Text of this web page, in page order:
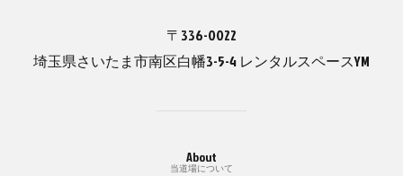
〒336-0022
埼玉県さいたま市南区白幡3-5-4 レンタルスペースYM
About
当道場について